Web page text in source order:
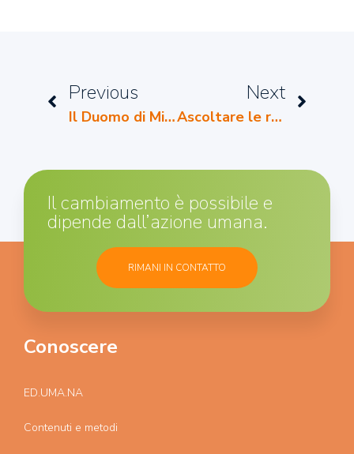
Previous
Il Duomo di Milano a 360°
Next
Ascoltare le radio di tutto il mondo
Il cambiamento è possibile e
dipende dall’azione umana.
RIMANI IN CONTATTO
Conoscere
ED.UMA.NA
Contenuti e metodi